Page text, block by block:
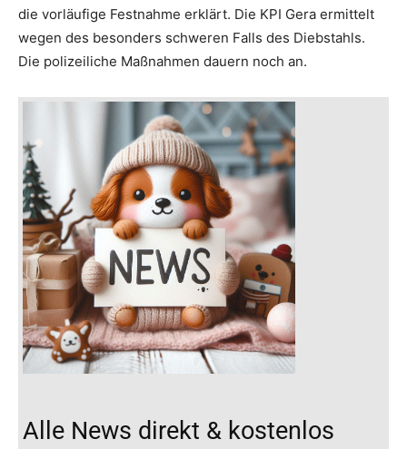
die vorläufige Festnahme erklärt. Die KPI Gera ermittelt
wegen des besonders schweren Falls des Diebstahls.
Die polizeiliche Maßnahmen dauern noch an.
Alle News direkt & kostenlos